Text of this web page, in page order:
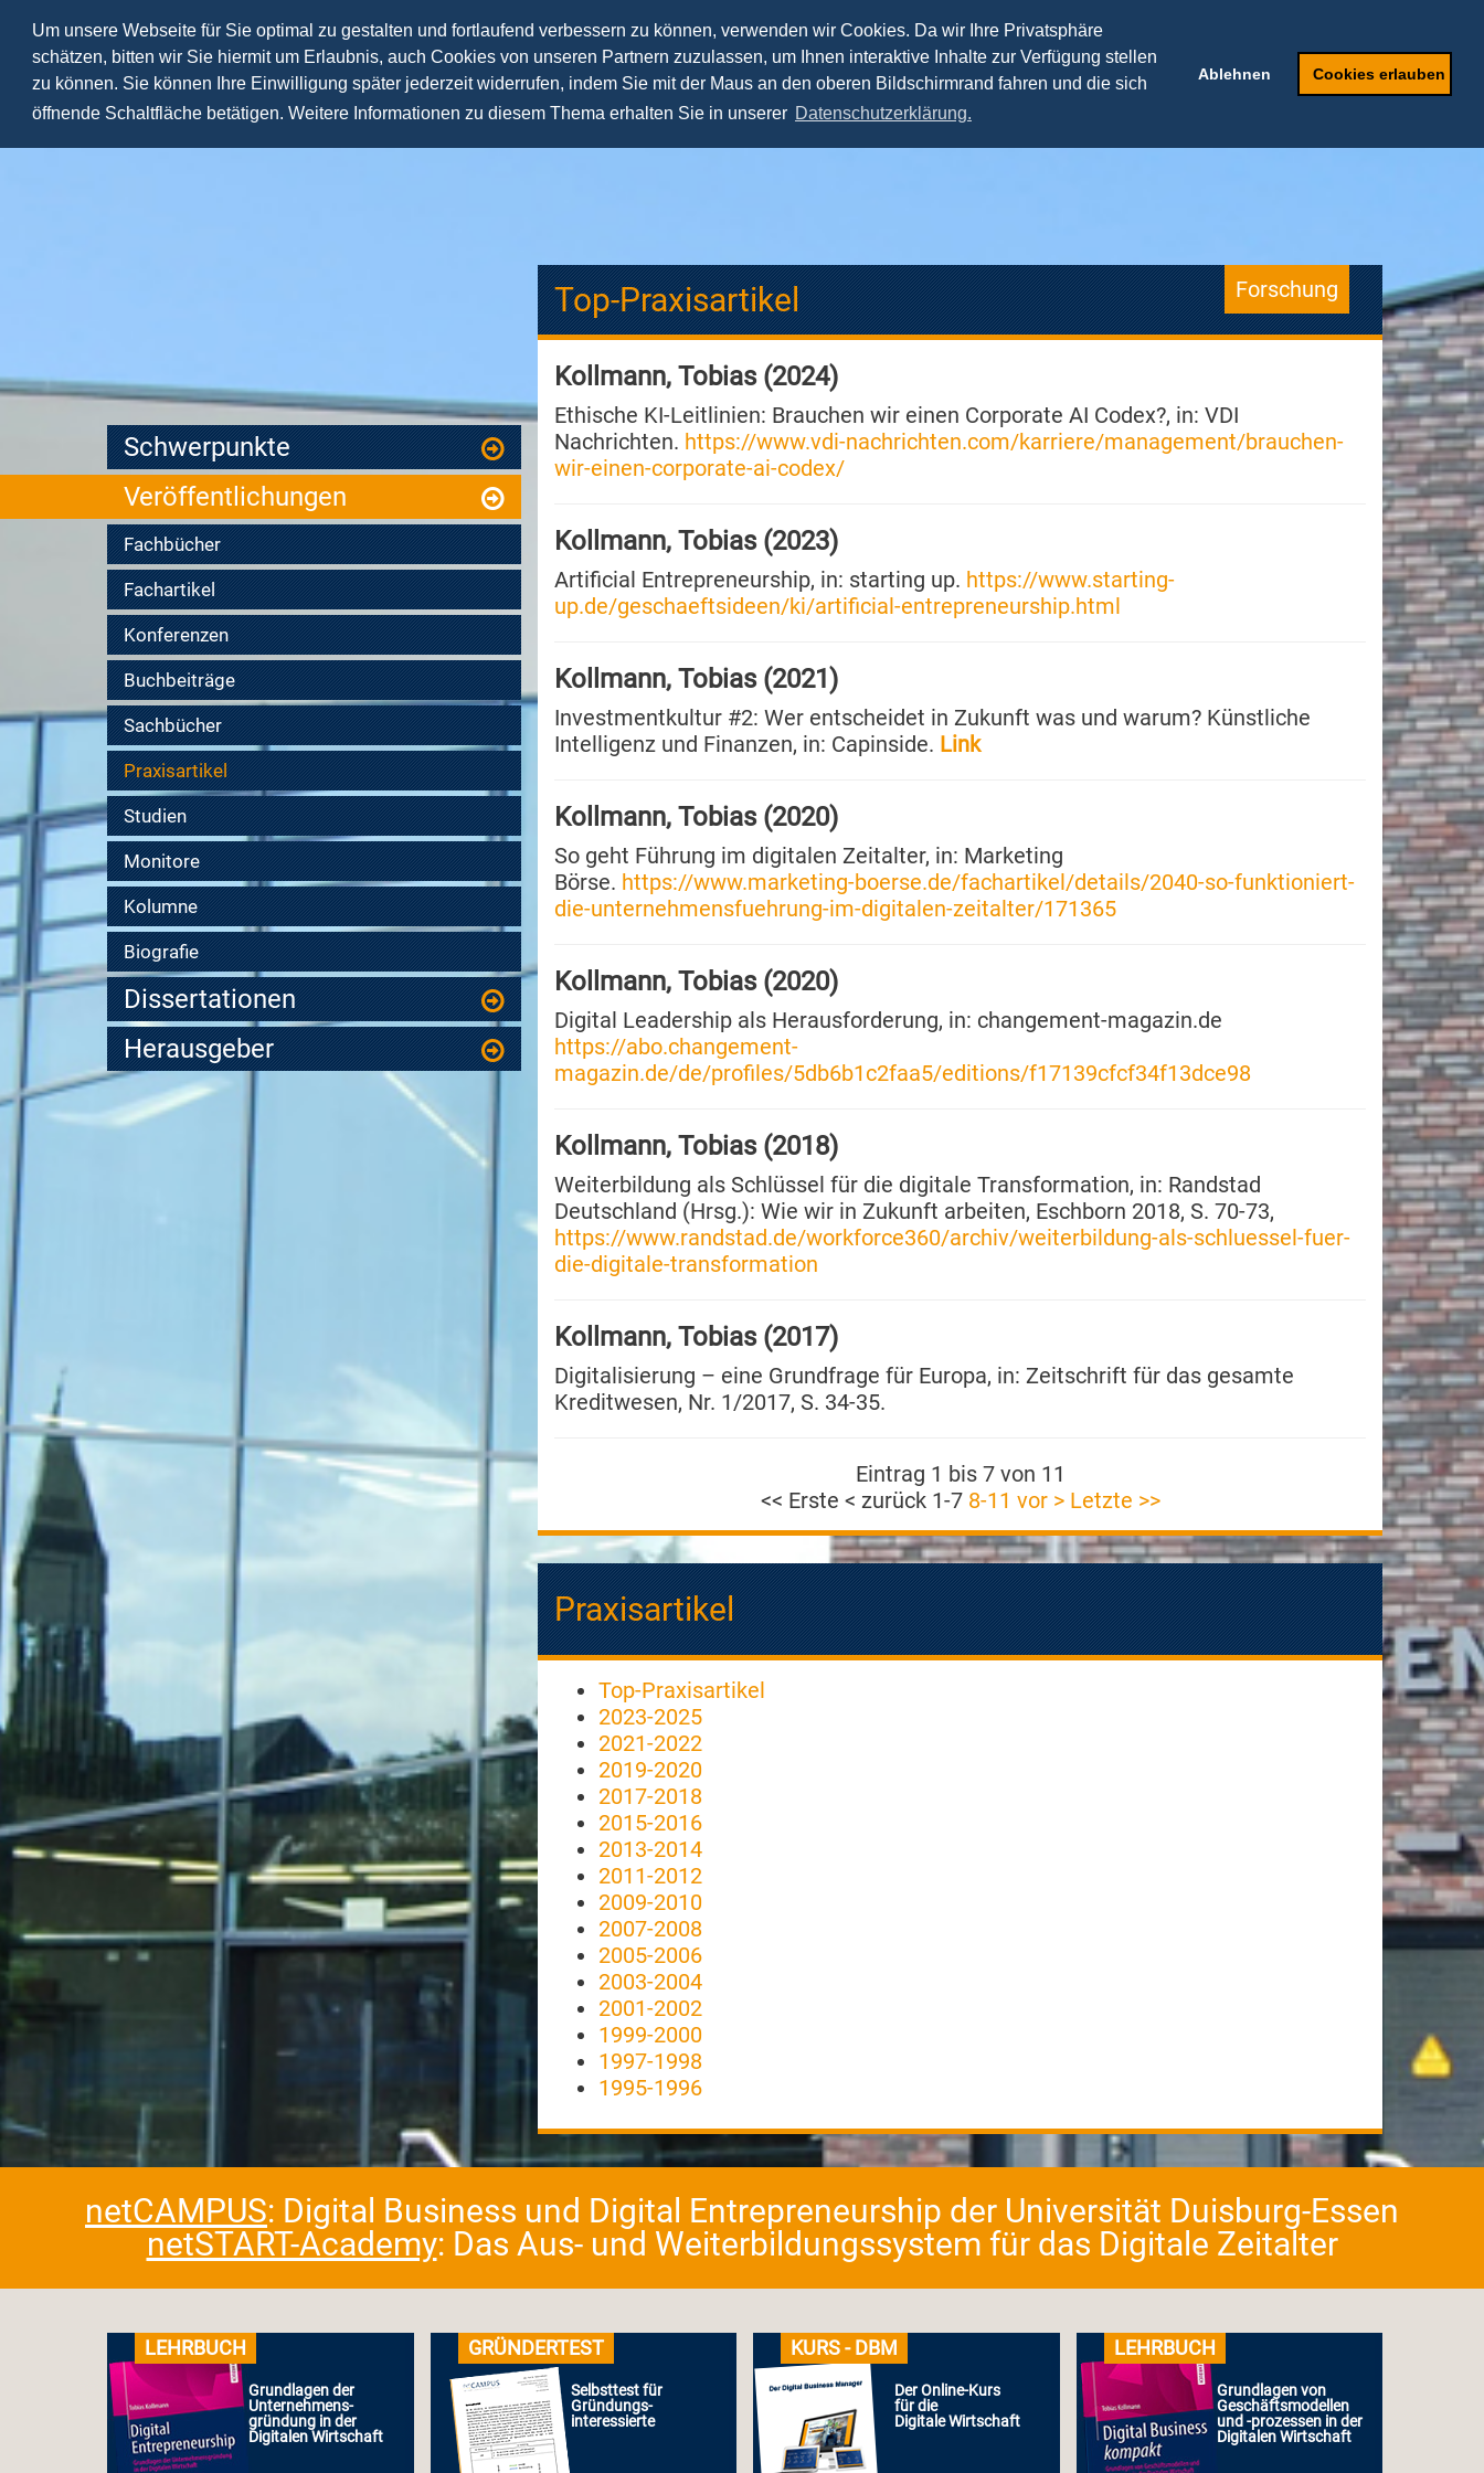
Um unsere Webseite für Sie optimal zu gestalten und fortlaufend verbessern zu können, verwenden wir Cookies. Da wir Ihre Privatsphäre
schätzen, bitten wir Sie hiermit um Erlaubnis, auch Cookies von unseren Partnern zuzulassen, um Ihnen interaktive Inhalte zur Verfügung stellen
zu können. Sie können Ihre Einwilligung später jederzeit widerrufen, indem Sie mit der Maus an den oberen Bildschirmrand fahren und die sich
öffnende Schaltfläche betätigen. Weitere Informationen zu diesem Thema erhalten Sie in unserer Datenschutzerklärung.
Ablehnen Cookies erlauben
Lehre Forschung Praxis Team Speaker Weiterbildung
Schwerpunkte
Veröffentlichungen
Fachbücher
Fachartikel
Konferenzen
Buchbeiträge
Sachbücher
Praxisartikel
Studien
Monitore
Kolumne
Biografie
Dissertationen
Herausgeber
Forschung
Top-Praxisartikel
Kollmann, Tobias (2024)
Ethische KI-Leitlinien: Brauchen wir einen Corporate AI Codex?, in: VDI
Nachrichten. https://www.vdi-nachrichten.com/karriere/management/brauchen-
wir-einen-corporate-ai-codex/
Kollmann, Tobias (2023)
Artificial Entrepreneurship, in: starting up. https://www.starting-
up.de/geschaeftsideen/ki/artificial-entrepreneurship.html
Kollmann, Tobias (2021)
Investmentkultur #2: Wer entscheidet in Zukunft was und warum? Künstliche
Intelligenz und Finanzen, in: Capinside. Link
Kollmann, Tobias (2020)
So geht Führung im digitalen Zeitalter, in: Marketing
Börse. https://www.marketing-boerse.de/fachartikel/details/2040-so-funktioniert-
die-unternehmensfuehrung-im-digitalen-zeitalter/171365
Kollmann, Tobias (2020)
Digital Leadership als Herausforderung, in: changement-magazin.de
https://abo.changement-
magazin.de/de/profiles/5db6b1c2faa5/editions/f17139cfcf34f13dce98
Kollmann, Tobias (2018)
Weiterbildung als Schlüssel für die digitale Transformation, in: Randstad
Deutschland (Hrsg.): Wie wir in Zukunft arbeiten, Eschborn 2018, S. 70-73,
https://www.randstad.de/workforce360/archiv/weiterbildung-als-schluessel-fuer-
die-digitale-transformation
Kollmann, Tobias (2017)
Digitalisierung – eine Grundfrage für Europa, in: Zeitschrift für das gesamte
Kreditwesen, Nr. 1/2017, S. 34-35.
Eintrag 1 bis 7 von 11
<< Erste < zurück 1-7 8-11 vor > Letzte >>
Praxisartikel
Top-Praxisartikel
2023-2025
2021-2022
2019-2020
2017-2018
2015-2016
2013-2014
2011-2012
2009-2010
2007-2008
2005-2006
2003-2004
2001-2002
1999-2000
1997-1998
1995-1996
netCAMPUS: Digital Business und Digital Entrepreneurship der Universität Duisburg-Essen
netSTART-Academy: Das Aus- und Weiterbildungssystem für das Digitale Zeitalter
LEHRBUCH
Grundlagen der
Unternehmens-
gründung in der
Digitalen Wirtschaft
GRÜNDERTEST
Selbsttest für
Gründungs-
interessierte
KURS - DBM
Der Online-Kurs
für die
Digitale Wirtschaft
LEHRBUCH
Grundlagen von
Geschäftsmodellen
und -prozessen in der
Digitalen Wirtschaft